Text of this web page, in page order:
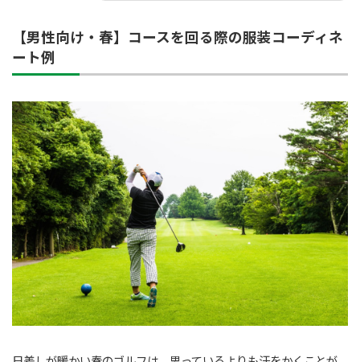
【男性向け・春】コースを回る際の服装コーディネ
ート例